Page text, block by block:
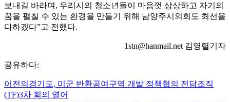
보내길 바라며, 우리시의 청소년들이 마음껏 상상하고 자기의
꿈을 펼칠 수 있는 환경을 만들기 위해 남양주시의회도 최선을
다하겠다”고 전했다.
1stn@hanmail.net 김영렬기자
공유하다:
이전의 경기도, 미군 반환공여구역 개발 정책협의 전담조직
(TF)3차 회의 열어